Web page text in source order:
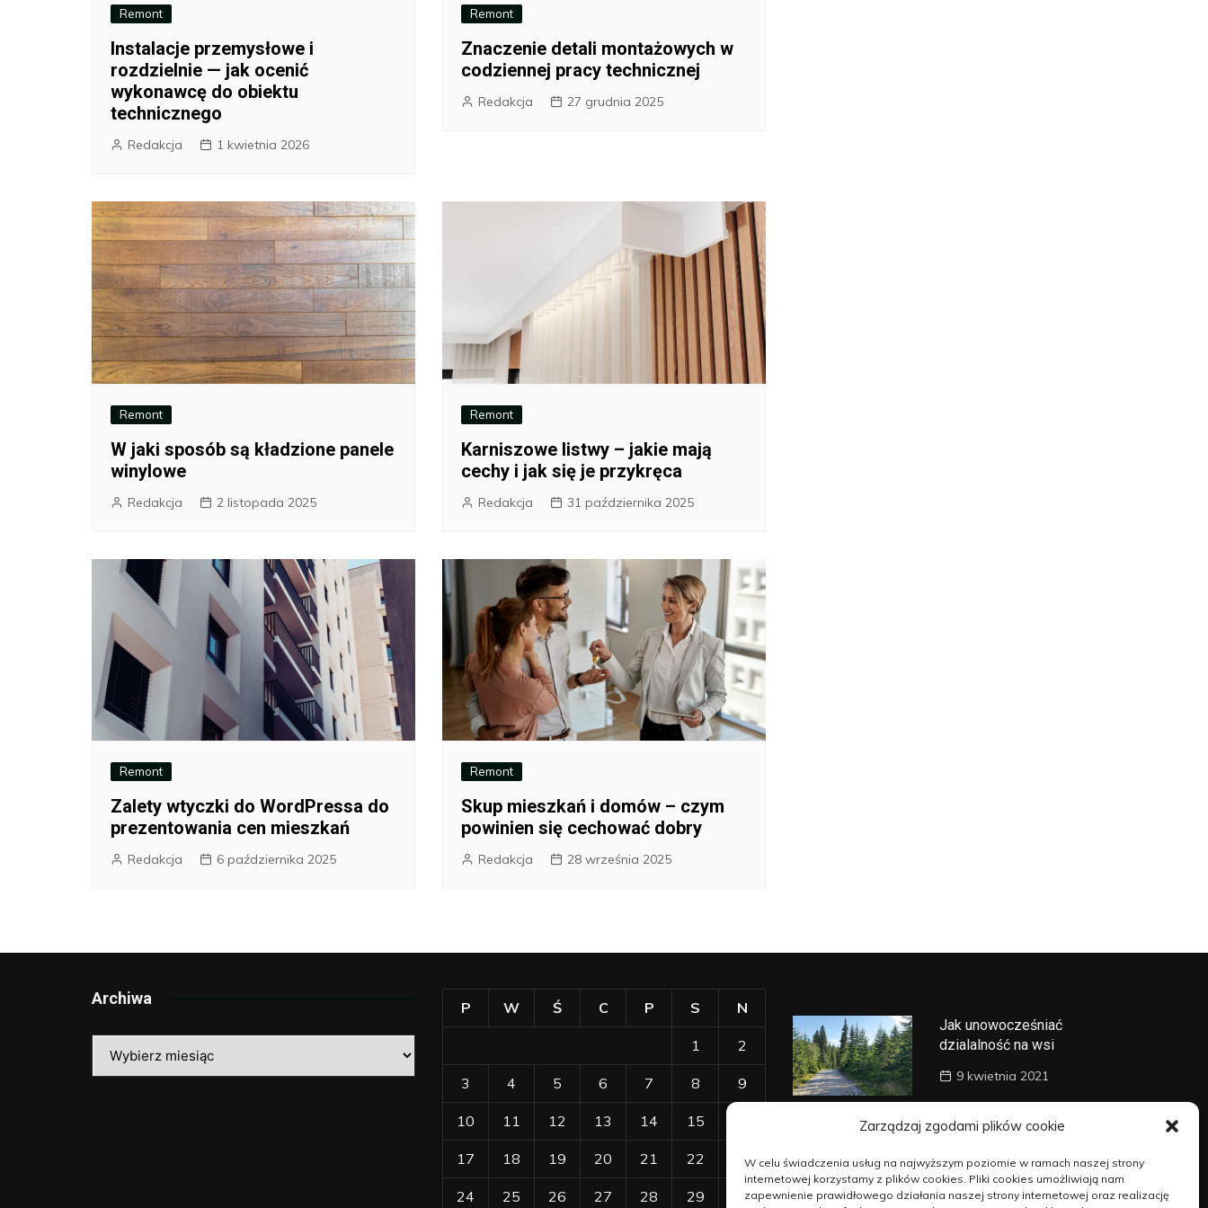
Zarządzaj zgodami plików cookie
W celu świadczenia usług na najwyższym poziomie w ramach naszej strony
internetowej korzystamy z plików cookies. Pliki cookies umożliwiają nam
zapewnienie prawidłowego działania naszej strony internetowej oraz realizację
Remont
Instalacje przemysłowe i
rozdzielnie — jak ocenić
wykonawcę do obiektu
technicznego
Redakcja 1 kwietnia 2026
Remont
Znaczenie detali montażowych w
codziennej pracy technicznej
Redakcja 27 grudnia 2025
Remont
W jaki sposób są kładzione panele
winylowe
Redakcja 2 listopada 2025
Remont
Karniszowe listwy – jakie mają
cechy i jak się je przykręca
Redakcja 31 października 2025
Remont
Zalety wtyczki do WordPressa do
prezentowania cen mieszkań
Redakcja 6 października 2025
Remont
Skup mieszkań i domów – czym
powinien się cechować dobry
Redakcja 28 września 2025
Archiwa P W Ś C P S N
1 2
3 4 5 6 7 8 9
10 11 12 13 14 15
17 18 19 20 21 22 23
24 25 26 27 28 29 30
Jak unowocześniać
dzialalność na wsi
9 kwietnia 2021
Blachy oraz blachowkręty –
14 kwietnia 2021